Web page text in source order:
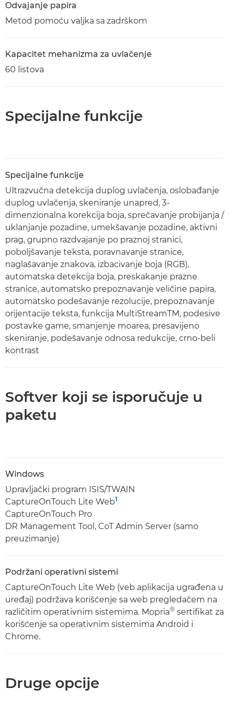
Odvajanje papira
Metod pomoću valjka sa zadrškom
Kapacitet mehanizma za uvlačenje
60 listova
Specijalne funkcije
Specijalne funkcije
Ultrazvučna detekcija duplog uvlačenja, oslobađanje
duplog uvlačenja, skeniranje unapred, 3-
dimenzionalna korekcija boja, sprečavanje probijanja /
uklanjanje pozadine, umekšavanje pozadine, aktivni
prag, grupno razdvajanje po praznoj stranici,
poboljšavanje teksta, poravnavanje stranice,
naglašavanje znakova, izbacivanje boja (RGB),
automatska detekcija boja, preskakanje prazne
stranice, automatsko prepoznavanje veličine papira,
automatsko podešavanje rezolucije, prepoznavanje
orijentacije teksta, funkcija MultiStreamTM, podesive
postavke game, smanjenje moarea, presavijeno
skeniranje, podešavanje odnosa redukcije, crno-beli
kontrast
Softver koji se isporučuje u
paketu
Windows
Upravljački program ISIS/TWAIN
CaptureOnTouch Lite Web1
CaptureOnTouch Pro
DR Management Tool, CoT Admin Server (samo
preuzimanje)
Podržani operativni sistemi
CaptureOnTouch Lite Web (veb aplikacija ugrađena u
uređaj) podržava korišćenje sa web pregledačem na
različitim operativnim sistemima. Mopria® sertifikat za
korišćenje sa operativnim sistemima Android i
Chrome.
Druge opcije